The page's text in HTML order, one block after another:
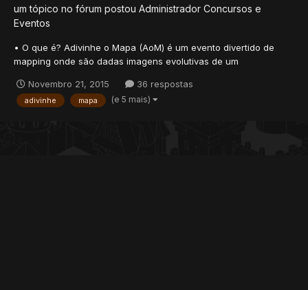
um tópico no fórum postou Administrador Concursos e
Eventos
• O que é? Adivinhe o Mapa (AoM) é um evento divertido de
mapping onde são dadas imagens evolutivas de um
Funcionamento • Cada edição do AoM abriga um tema
específico de um mapa, uma primeira imagem é adicionada ao
Novembro 21, 2015 36 respostas
adivinhe mapa (e 5 mais)